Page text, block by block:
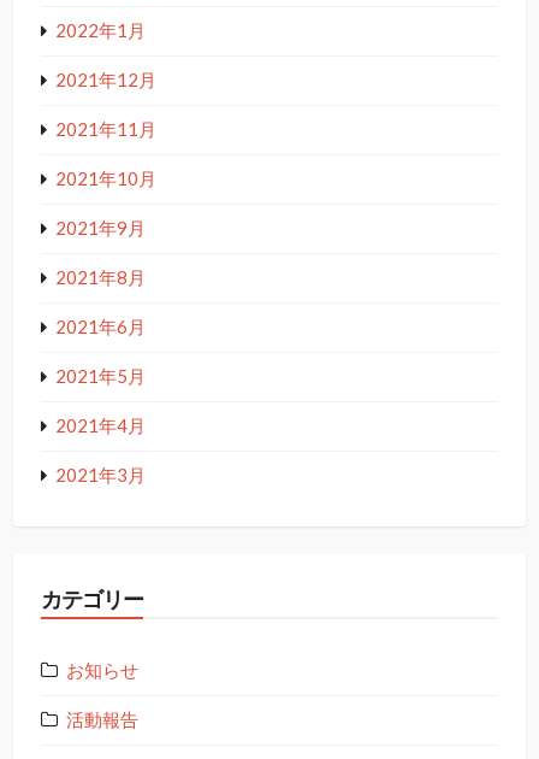
2022年1月
2021年12月
2021年11月
2021年10月
2021年9月
2021年8月
2021年6月
2021年5月
2021年4月
2021年3月
カテゴリー
お知らせ
活動報告